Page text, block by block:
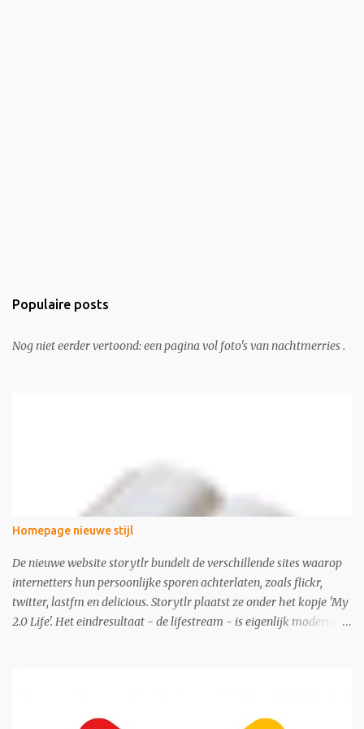
Populaire posts
Nog niet eerder vertoond: een pagina vol foto's van nachtmerries .
Homepage nieuwe stijl
De nieuwe website storytlr bundelt de verschillende sites waarop
internetters hun persoonlijke sporen achterlaten, zoals flickr,
twitter, lastfm en delicious. Storytlr plaatst ze onder het kopje 'My
2.0 Life'. Het eindresultaat - de lifestream - is eigenlijk moderne